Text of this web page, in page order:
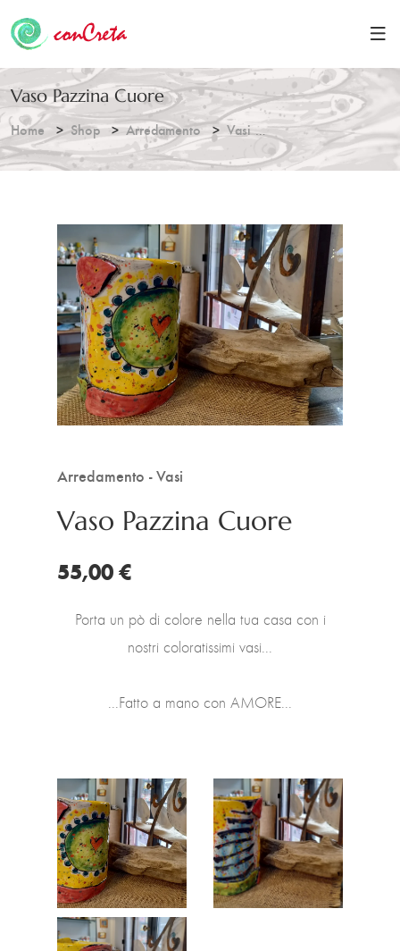
Vaso Pazzina Cuore
Home Shop Arredamento Vasi
Arredamento - Vasi
Vaso Pazzina Cuore
55,00 €
Porta un pò di colore nella tua casa con i
nostri coloratissimi vasi...
...Fatto a mano con AMORE...